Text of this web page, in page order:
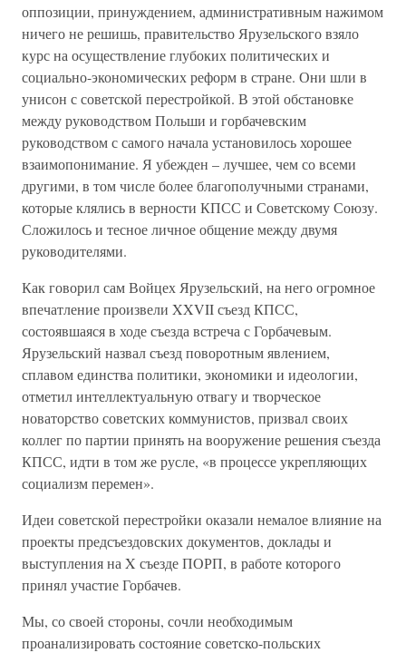
оппозиции, принуждением, административным нажимом
ничего не решишь, правительство Ярузельского взяло
курс на осуществление глубоких политических и
социально-экономических реформ в стране. Они шли в
унисон с советской перестройкой. В этой обстановке
между руководством Польши и горбачевским
руководством с самого начала установилось хорошее
взаимопонимание. Я убежден – лучшее, чем со всеми
другими, в том числе более благополучными странами,
которые клялись в верности КПСС и Советскому Союзу.
Сложилось и тесное личное общение между двумя
руководителями.
Как говорил сам Войцех Ярузельский, на него огромное
впечатление произвели XXVII съезд КПСС,
состоявшаяся в ходе съезда встреча с Горбачевым.
Ярузельский назвал съезд поворотным явлением,
сплавом единства политики, экономики и идеологии,
отметил интеллектуальную отвагу и творческое
новаторство советских коммунистов, призвал своих
коллег по партии принять на вооружение решения съезда
КПСС, идти в том же русле, «в процессе укрепляющих
социализм перемен».
Идеи советской перестройки оказали немалое влияние на
проекты предсъездовских документов, доклады и
выступления на X съезде ПОРП, в работе которого
принял участие Горбачев.
Мы, со своей стороны, сочли необходимым
проанализировать состояние советско-польских